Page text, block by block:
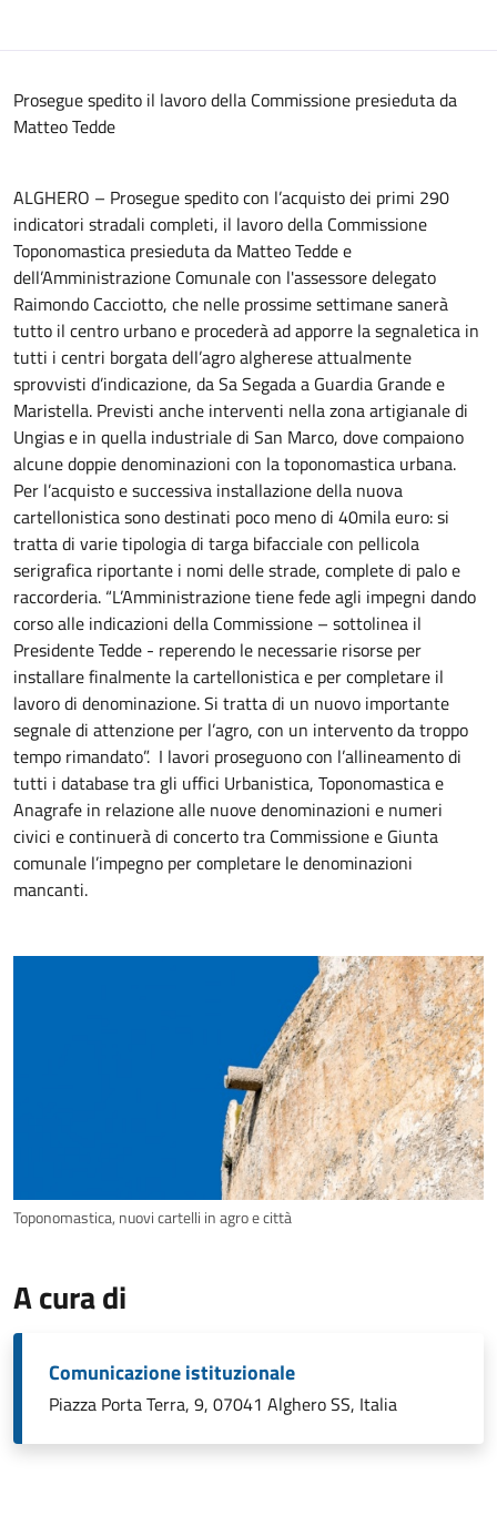
Prosegue spedito il lavoro della Commissione presieduta da
Matteo Tedde
ALGHERO – Prosegue spedito con l’acquisto dei primi 290
indicatori stradali completi, il lavoro della Commissione
Toponomastica presieduta da Matteo Tedde e
dell’Amministrazione Comunale con l'assessore delegato
Raimondo Cacciotto, che nelle prossime settimane sanerà
tutto il centro urbano e procederà ad apporre la segnaletica in
tutti i centri borgata dell’agro algherese attualmente
sprovvisti d’indicazione, da Sa Segada a Guardia Grande e
Maristella. Previsti anche interventi nella zona artigianale di
Ungias e in quella industriale di San Marco, dove compaiono
alcune doppie denominazioni con la toponomastica urbana.
Per l’acquisto e successiva installazione della nuova
cartellonistica sono destinati poco meno di 40mila euro: si
tratta di varie tipologia di targa bifacciale con pellicola
serigrafica riportante i nomi delle strade, complete di palo e
raccorderia. “L’Amministrazione tiene fede agli impegni dando
corso alle indicazioni della Commissione – sottolinea il
Presidente Tedde - reperendo le necessarie risorse per
installare finalmente la cartellonistica e per completare il
lavoro di denominazione. Si tratta di un nuovo importante
segnale di attenzione per l’agro, con un intervento da troppo
tempo rimandato”. I lavori proseguono con l’allineamento di
tutti i database tra gli uffici Urbanistica, Toponomastica e
Anagrafe in relazione alle nuove denominazioni e numeri
civici e continuerà di concerto tra Commissione e Giunta
comunale l’impegno per completare le denominazioni
mancanti.
Toponomastica, nuovi cartelli in agro e città
A cura di
Comunicazione istituzionale
Piazza Porta Terra, 9, 07041 Alghero SS, Italia